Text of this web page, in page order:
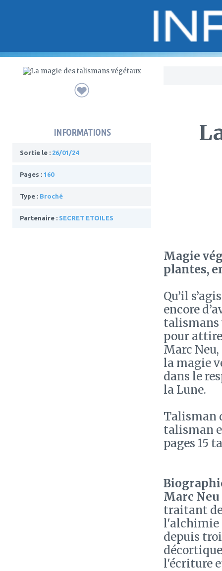
INFORMATIONS
Sortie le : 26/01/24
Pages : 160
Type : Broché
Partenaire : SECRET ETOILES
Magie
plantes,
Qu’il
encore
talismans
pour
Marc
la magie
dans le
la Lune.
Talisman
talisman
pages 15
Marc Neu
traitant
l'alchimie
depuis
l'écriture